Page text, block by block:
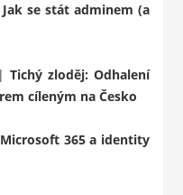
Jak se stát adminem (a
Tichý zloděj: Odhalení
cíleným na Česko
Microsoft 365 a identity